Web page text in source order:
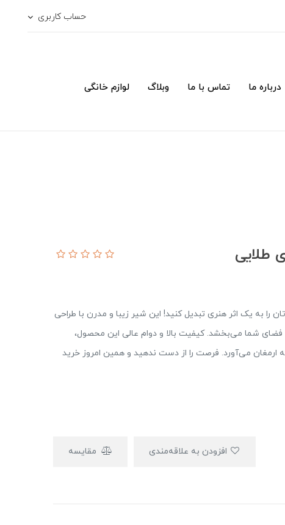
حساب کاربری
درباره ما تماس با ما وبلاگ لوازم خانگی
طلایی
را به یک اثر هنری تبدیل کنید! این شیر زیبا و مدرن با طراحی
شما می‌بخشد. کیفیت بالا و دوام عالی این محصول،
می‌آورد. فرصت را از دست ندهید و همین امروز خرید
مقایسه